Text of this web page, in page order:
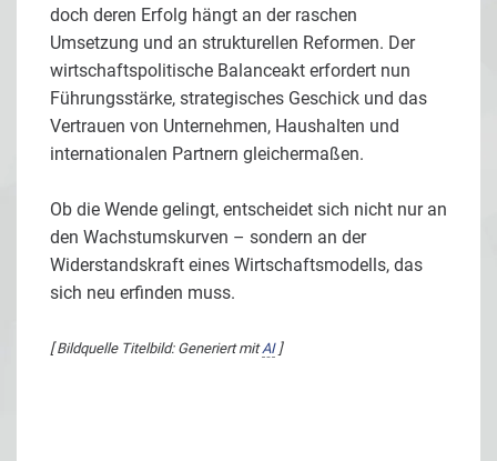
doch deren Erfolg hängt an der raschen
Umsetzung und an strukturellen Reformen. Der
wirtschaftspolitische Balanceakt erfordert nun
Führungsstärke, strategisches Geschick und das
Vertrauen von Unternehmen, Haushalten und
internationalen Partnern gleichermaßen.
Ob die Wende gelingt, entscheidet sich nicht nur an
den Wachstumskurven – sondern an der
Widerstandskraft eines Wirtschaftsmodells, das
sich neu erfinden muss.
[ Bildquelle Titelbild: Generiert mitAI]